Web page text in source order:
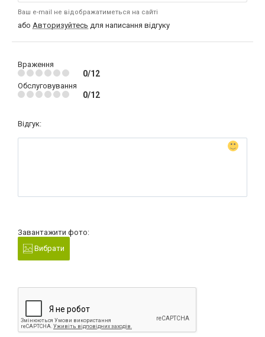
Ваш e-mail не відображатиметься на сайті
або Авторизуйтесь для написання відгуку
Враження
0/12
Обслуговування
0/12
Відгук:
Завантажити фото:
Вибрати